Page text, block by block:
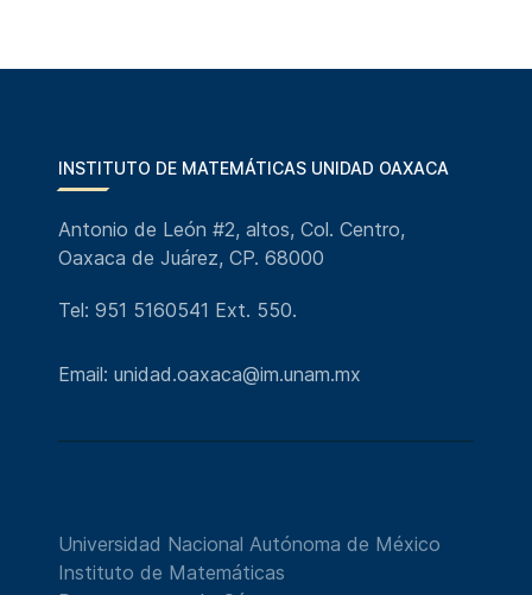
INSTITUTO DE MATEMÁTICAS UNIDAD OAXACA
Antonio de León #2, altos, Col. Centro,
Oaxaca de Juárez, CP. 68000
Tel: 951 5160541 Ext. 550.
Email: unidad.oaxaca@im.unam.mx
Universidad Nacional Autónoma de México
Instituto de Matemáticas